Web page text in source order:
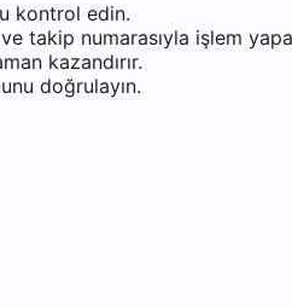
kontrol edin.
takip numarasıyla işlem
kazandırır.
doğrulayın.